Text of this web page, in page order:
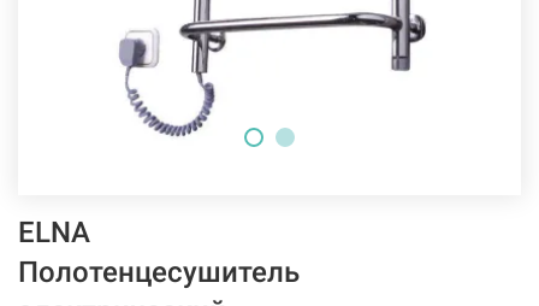
ELNA
Полотенцесушитель